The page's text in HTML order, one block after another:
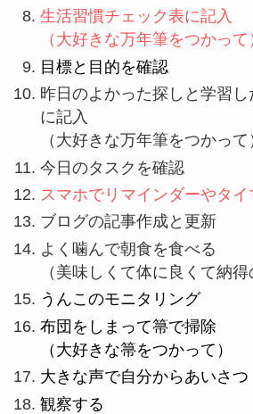
生活習慣チェック表に記入
（大好きな万年筆をつかって
目標と目的を確認
昨日のよかった探しと学習し
に記入
（大好きな万年筆をつかって
今日のタスクを確認
スマホでリマインダーやタイ
ブログの記事作成と更新
よく噛んで朝食を食べる
（美味しくて体に良くて納得
うんこのモニタリング
布団をしまって箒で掃除
（大好きな箒をつかって）
大きな声で自分からあいさつ
観察する